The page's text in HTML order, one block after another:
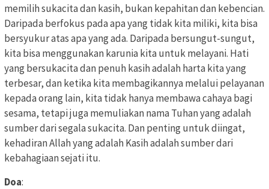
memilih sukacita dan kasih, bukan kepahitan dan kebencian.
Daripada berfokus pada apa yang tidak kita miliki, kita bisa
bersyukur atas apa yang ada. Daripada bersungut-sungut,
kita bisa menggunakan karunia kita untuk melayani. Hati
yang bersukacita dan penuh kasih adalah harta kita yang
terbesar, dan ketika kita membagikannya melalui pelayanan
kepada orang lain, kita tidak hanya membawa cahaya bagi
sesama, tetapi juga memuliakan nama Tuhan yang adalah
sumber dari segala sukacita. Dan penting untuk diingat,
kehadiran Allah yang adalah Kasih adalah sumber dari
kebahagiaan sejati itu.
Doa: